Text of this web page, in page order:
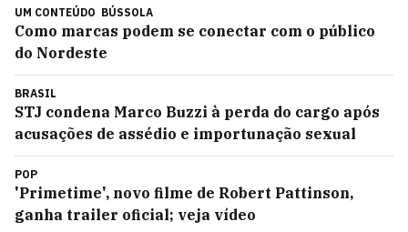
UM CONTEÚDO BÚSSOLA
Como marcas podem se conectar com o público
do Nordeste
BRASIL
STJ condena Marco Buzzi à perda do cargo após
acusações de assédio e importunação sexual
POP
'Primetime', novo filme de Robert Pattinson,
ganha trailer oficial; veja vídeo